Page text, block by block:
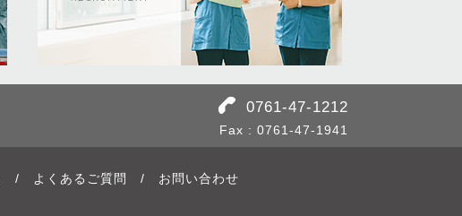
0761-47-1212
Fax : 0761-47-1941
/ よくあるご質問 / お問い合わせ